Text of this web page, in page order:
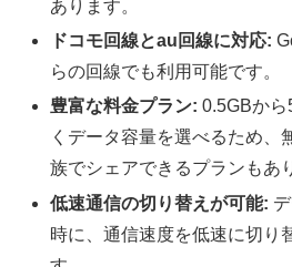
あります。
ドコモ回線とau回線に対応:
らの回線でも利用可能です。
豊富な料金プラン: 0.5GBか
くデータ容量を選べるため、
族でシェアできるプランもあ
低速通信の切り替えが可能:
時に、通信速度を低速に切り